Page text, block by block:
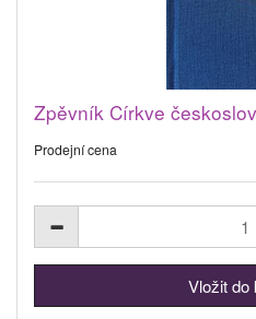
Zpěvník Církve
Prodejní cena